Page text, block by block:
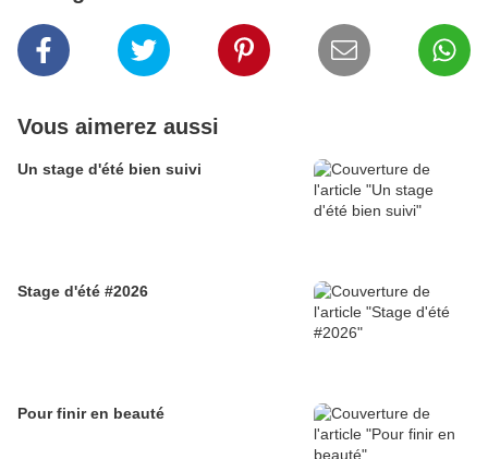
Vous aimerez aussi
Un stage d'été bien suivi
Stage d'été #2026
Pour finir en beauté